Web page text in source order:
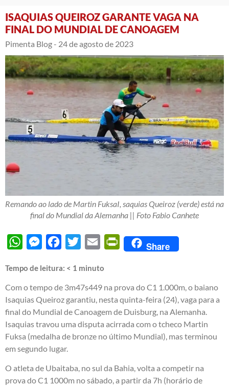
ISAQUIAS QUEIROZ GARANTE VAGA NA
FINAL DO MUNDIAL DE CANOAGEM
Pimenta Blog - 24 de agosto de 2023
Remando ao lado de Martin FuksaI, saquias Queiroz (verde) está na
final do Mundial da Alemanha || Foto Fabio Canhete
WhatsAppMessengerFacebook
Twitter Email PrintFriendly
Share
Tempo de leitura: < 1 minuto
Com o tempo de 3m47s449 na prova do C1 1.000m, o baiano
Isaquias Queiroz garantiu, nesta quinta-feira (24), vaga para a
final do Mundial de Canoagem de Duisburg, na Alemanha.
Isaquias travou uma disputa acirrada com o tcheco Martin
Fuksa (medalha de bronze no último Mundial), mas terminou
em segundo lugar.
O atleta de Ubaitaba, no sul da Bahia, volta a competir na
prova do C1 1000m no sábado, a partir da 7h (horário de